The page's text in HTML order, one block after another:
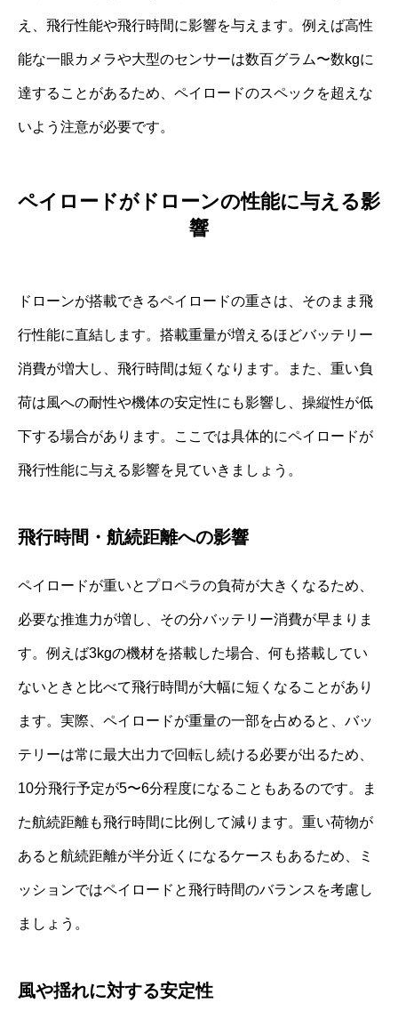
え、飛行性能や飛行時間に影響を与えます。例えば高性
能な一眼カメラや大型のセンサーは数百グラム〜数kgに
達することがあるため、ペイロードのスペックを超えな
いよう注意が必要です。
ペイロードがドローンの性能に与える影
響
ドローンが搭載できるペイロードの重さは、そのまま飛
行性能に直結します。搭載重量が増えるほどバッテリー
消費が増大し、飛行時間は短くなります。また、重い負
荷は風への耐性や機体の安定性にも影響し、操縦性が低
下する場合があります。ここでは具体的にペイロードが
飛行性能に与える影響を見ていきましょう。
飛行時間・航続距離への影響
ペイロードが重いとプロペラの負荷が大きくなるため、
必要な推進力が増し、その分バッテリー消費が早まりま
す。例えば3kgの機材を搭載した場合、何も搭載してい
ないときと比べて飛行時間が大幅に短くなることがあり
ます。実際、ペイロードが重量の一部を占めると、バッ
テリーは常に最大出力で回転し続ける必要が出るため、
10分飛行予定が5〜6分程度になることもあるのです。ま
た航続距離も飛行時間に比例して減ります。重い荷物が
あると航続距離が半分近くになるケースもあるため、ミ
ッションではペイロードと飛行時間のバランスを考慮し
ましょう。
風や揺れに対する安定性